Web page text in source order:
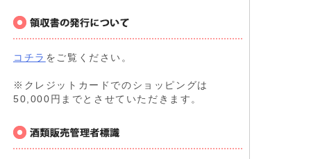
コチラ をご覧ください。
※クレジットカードでのショッピングは
50,000円までとさせていただきます。